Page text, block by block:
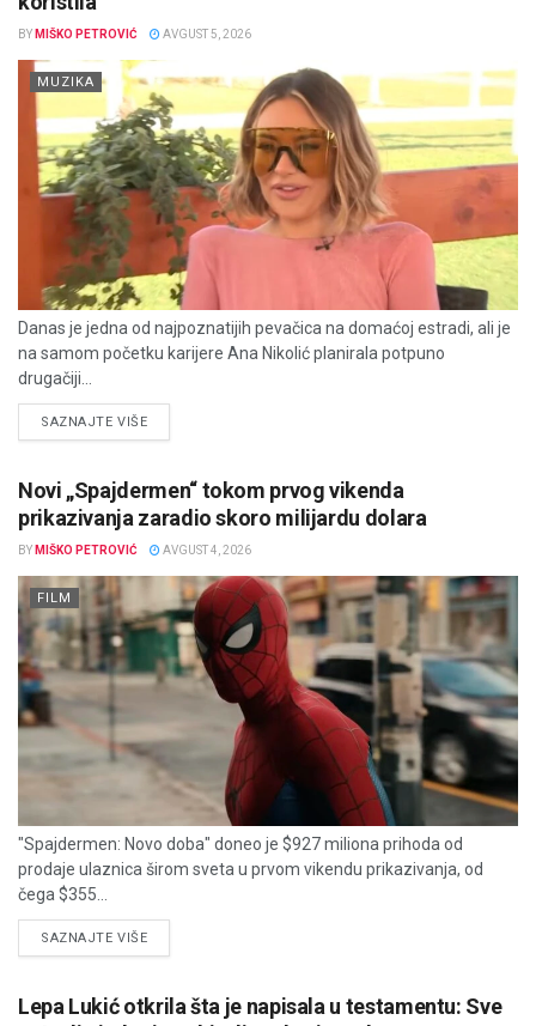
BY MIŠKO PETROVIĆ AVGUST 5, 2026
MUZIKA
Danas je jedna od najpoznatijih pevačica na domaćoj estradi, ali je
na samom početku karijere Ana Nikolić planirala potpuno
drugačiji...
SAZNAJTE VIŠEDETAILS
Novi „Spajdermen“ tokom prvog vikenda
prikazivanja zaradio skoro milijardu dolara
BY MIŠKO PETROVIĆ AVGUST 4, 2026
FILM
"Spajdermen: Novo doba" doneo je $927 miliona prihoda od
prodaje ulaznica širom sveta u prvom vikendu prikazivanja, od
čega $355...
SAZNAJTE VIŠEDETAILS
Lepa Lukić otkrila šta je napisala u testamentu: Sve